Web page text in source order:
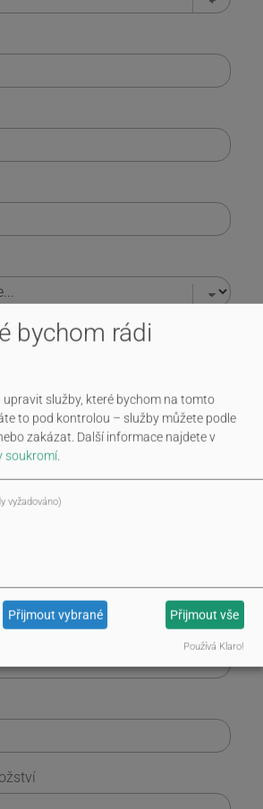
bychom rádi
upravit služby, které bychom na tomto
to pod kontrolou – služby můžete podle
zakázat. Další informace najdete v
soukromí.
vyžadováno)
Přijmout vybrané Přijmout vše
Používá Klaro!